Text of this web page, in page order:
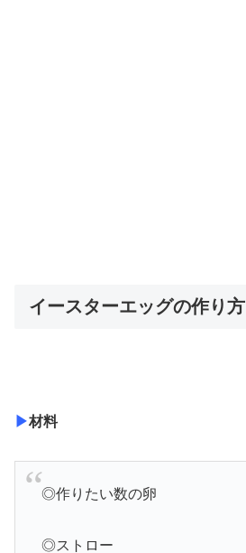
イースターエッグの作り方
▶材料
◎作りたい数の卵
◎ストロー